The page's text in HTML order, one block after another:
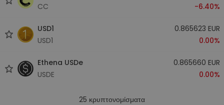
CC
-6.40%
USD1
USD1
0.865623 EUR
0.00%
Ethena USDe
USDE
0.865660 EUR
0.00%
25 κρυπτονομίσματα